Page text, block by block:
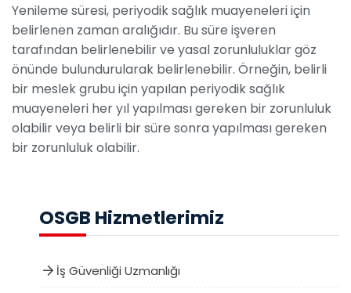
Yenileme süresi, periyodik sağlık muayeneleri için
belirlenen zaman aralığıdır. Bu süre işveren
tarafından belirlenebilir ve yasal zorunluluklar göz
önünde bulundurularak belirlenebilir. Örneğin, belirli
bir meslek grubu için yapılan periyodik sağlık
muayeneleri her yıl yapılması gereken bir zorunluluk
olabilir veya belirli bir süre sonra yapılması gereken
bir zorunluluk olabilir.
OSGB Hizmetlerimiz
İş Güvenliği Uzmanlığı